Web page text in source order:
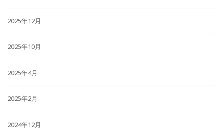
2025年12月
2025年10月
2025年4月
2025年2月
2024年12月